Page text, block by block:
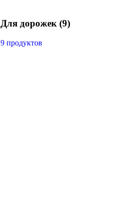
Для дорожек (9)
9 продуктов